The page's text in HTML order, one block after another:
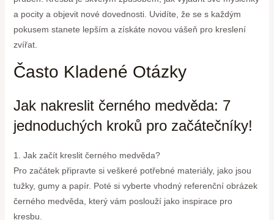
a pocity a objevit nové dovednosti. Uvidíte, že se s každým
pokusem stanete lepším a získáte novou vášeň pro kreslení
zvířat.
Často Kladené Otázky
Jak nakreslit černého medvěda: 7
jednoduchých kroků pro začátečníky!
1. Jak začít kreslit černého medvěda?
Pro začátek připravte si veškeré potřebné materiály, jako jsou
tužky, gumy a papír. Poté si vyberte vhodný referenční obrázek
černého medvěda, který vám poslouží jako inspirace pro
kresbu.